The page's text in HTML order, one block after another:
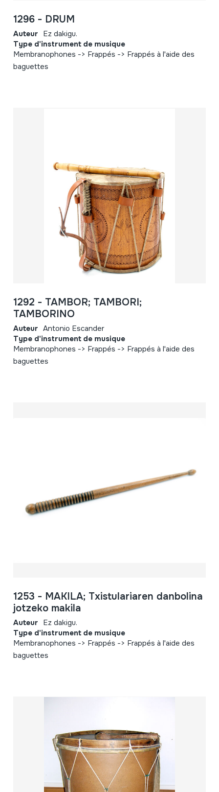
1296 - DRUM
Auteur Ez dakigu.
Type d'instrument de musique
Membranophones -> Frappés -> Frappés à l'aide des
baguettes
1292 - TAMBOR; TAMBORI;
TAMBORINO
Auteur Antonio Escander
Type d'instrument de musique
Membranophones -> Frappés -> Frappés à l'aide des
baguettes
1253 - MAKILA; Txistulariaren danbolina
jotzeko makila
Auteur Ez dakigu.
Type d'instrument de musique
Membranophones -> Frappés -> Frappés à l'aide des
baguettes